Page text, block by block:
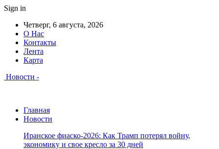
Sign in
Четверг, 6 августа, 2026
О Нас
Контакты
Лента
Карта
Новости -
Главная
Новости
Иранское фиаско-2026: Как Трамп потерял войну,
экономику и свое кресло за 30 дней